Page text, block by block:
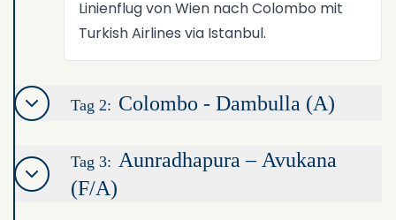
Linienflug von Wien nach Colombo mit
Turkish Airlines via Istanbul.
Tag 2: Colombo - Dambulla (A)
Tag 3: Aunradhapura – Avukana
(F/A)